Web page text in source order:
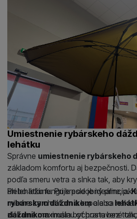
Umiestnenie rybárskeho
lehátku
Správne umiestnenie rybárskeho
základom komfortu aj bezpečnosti.
podľa smeru vetra a slnka tak, aby
alebo ležíme. Pri kresle je ideálne, ak
mierne za chrbtom a kupola sa
získame maximálnu ochranu bez
Pri lehátku funguje podobný princíp.
rybárskym dáždnikomalebo
dáždnikommusia byť postavené